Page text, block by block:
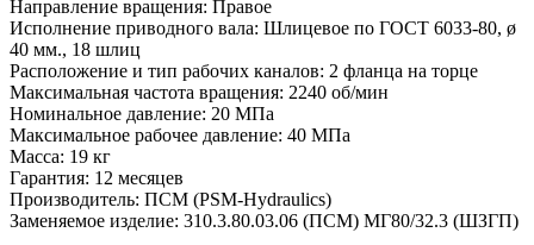
Направление вращения: Правое
Исполнение приводного вала: Шлицевое по ГОСТ 6033-80, ø
40 мм., 18 шлиц
Расположение и тип рабочих каналов: 2 фланца на торце
Максимальная частота вращения: 2240 об/мин
Номинальное давление: 20 МПа
Максимальное рабочее давление: 40 МПа
Масса: 19 кг
Гарантия: 12 месяцев
Производитель: ПСМ (PSM-Hydraulics)
Заменяемое изделие: 310.3.80.03.06 (ПСМ) МГ80/32.3 (ШЗГП)